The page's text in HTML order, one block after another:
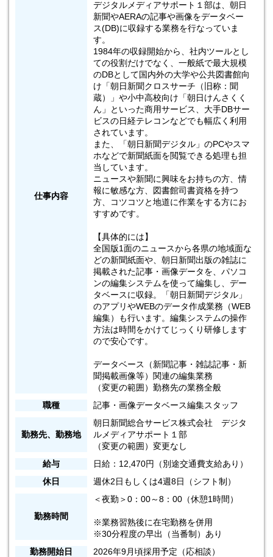
仕事内容
デジタルメディアサポート１部は、朝日
新聞やAERAの記事や画像をデータベー
ス(DB)に収録する業務を行なっていま
す。
1984年の収録開始から、社内ツールとし
ての役割だけでなく、一般紙で最大規模
のDBとして国内外の大学や公共図書館向
け「朝日新聞クロスサーチ（旧称：聞
蔵）」や小中高校向け「朝日けんさくく
ん」といった商用サービス、大手DBサー
ビスの日経テレコンなどでも幅広く利用
されています。
また、「朝日新聞デジタル」のPCやスマ
ホなどで新聞紙面を閲覧できる処理も担
当しています。
ニュースや新聞に興味をお持ちの方、情
報に敏感な方、図書館司書資格を持つ
方、コツコツと地道に作業をする方にお
すすめです。
【具体的には】
全国版1面のニュースから各県の地域面な
どの新聞紙面や、朝日新聞出版の雑誌に
掲載された記事・画像データを、パソコ
ンの編集システムを使って編集し、デー
タベースに収録。「朝日新聞デジタル」
のアプリやWEBのデータ作成業務（WEB
編集）も行います。編集システムの操作
方法は時間をかけてじっくり研修します
ので安心です。
データベース（新聞記事・雑誌記事・新
聞掲載画像等）関連の編集業務
（変更の範囲）勤務先の業務全般
職種
記事・画像データベース編集スタッフ
勤務先、勤務地
朝日新聞総合サービス株式会社 デジタ
ルメディアサポート１部
（変更の範囲）変更なし
給与
日給：12,470円（別途交通費支給あり）
休日
週休2日もしくは4週8日（シフト制）
勤務時間
＜夜勤＞0：00～8：00（休憩1時間）
※業務習熟後に在宅勤務を併用
※30分程度の早出（当番制）あり
勤務開始日
2026年9月頃採用予定（応相談）